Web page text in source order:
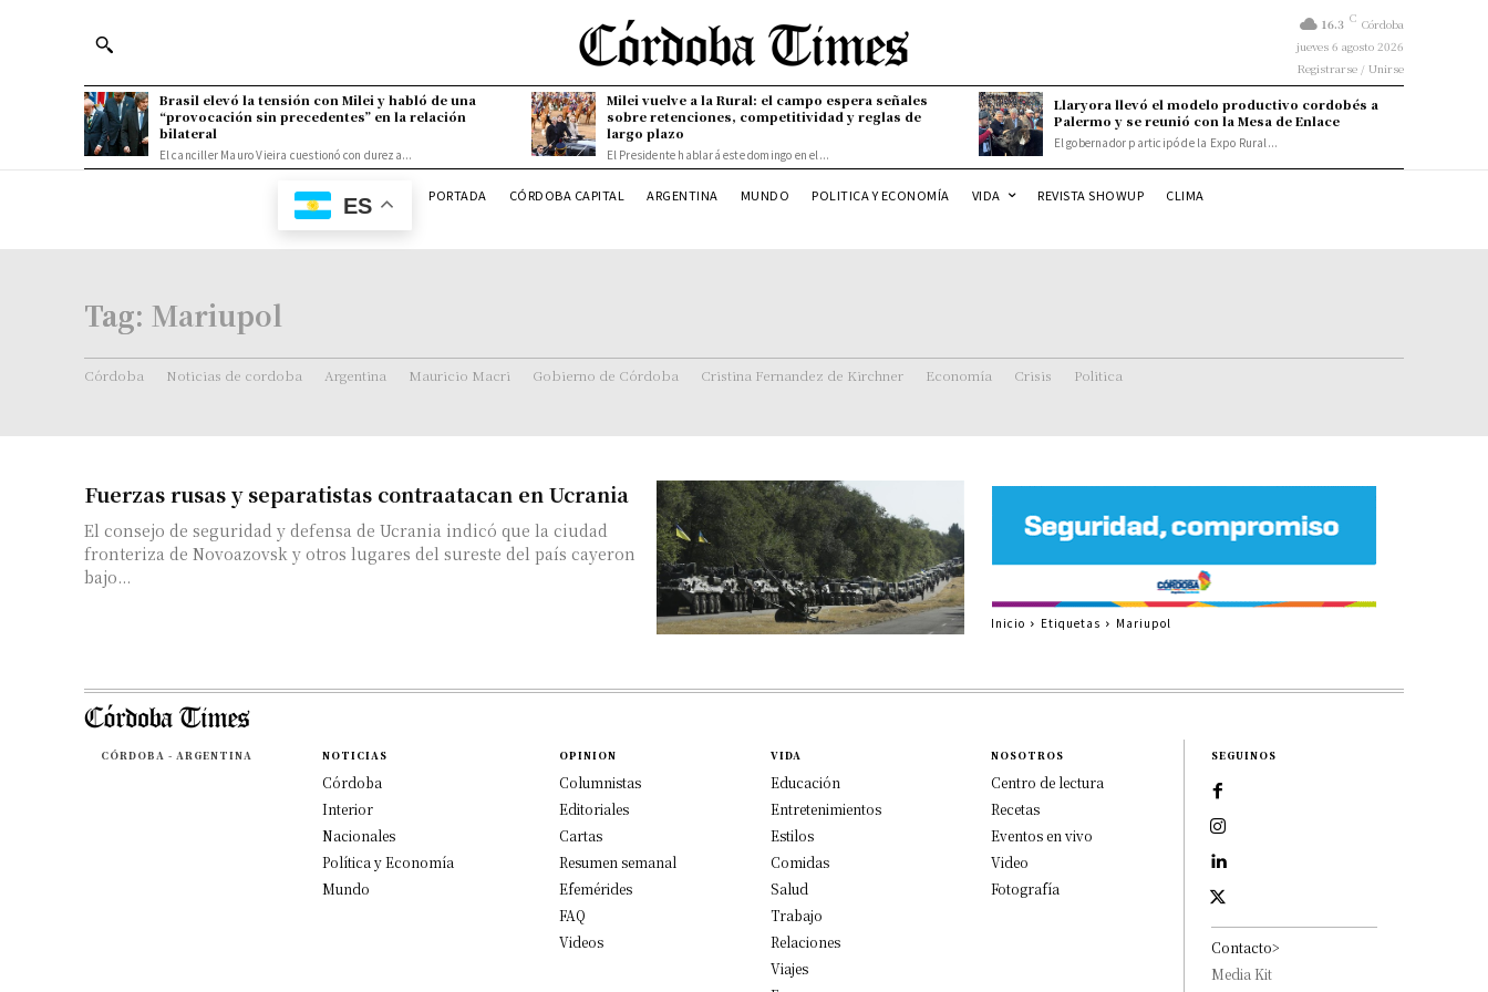
16.3 C Córdoba
jueves 6 agosto 2026
Registrarse / Unirse
Brasil elevó la tensión con Milei y habló de una
“provocación sin precedentes” en la relación
bilateral
El canciller Mauro Vieira cuestionó con dureza...
Milei vuelve a la Rural: el campo espera señales
sobre retenciones, competitividad y reglas de
largo plazo
El Presidente hablará este domingo en el...
Llaryora llevó el modelo productivo cordobés a
Palermo y se reunió con la Mesa de Enlace
El gobernador participó de la Expo Rural...
ES PORTADA CÓRDOBA CAPITAL ARGENTINA MUNDO POLITICA Y ECONOMÍA VIDA REVISTA SHOWUP CLIMA
Tag: Mariupol
Córdoba Noticias de cordoba Argentina Mauricio Macri Gobierno de Córdoba Cristina Fernandez de Kirchner Economía Crisis Politica
Fuerzas rusas y separatistas contraatacan en Ucrania
El consejo de seguridad y defensa de Ucrania indicó que la ciudad
fronteriza de Novoazovsk y otros lugares del sureste del país cayeron
bajo...
Inicio Etiquetas Mariupol
CÓRDOBA - ARGENTINA NOTICIAS
Córdoba
Interior
Nacionales
Política y Economía
Mundo
OPINION
Columnistas
Editoriales
Cartas
Resumen semanal
Efemérides
FAQ
Videos
VIDA
Educación
Entretenimientos
Estilos
Comidas
Salud
Trabajo
Relaciones
Viajes
NOSOTROS
Centro de lectura
Recetas
Eventos en vivo
Video
Fotografía
SEGUINOS
Contacto>
Media Kit